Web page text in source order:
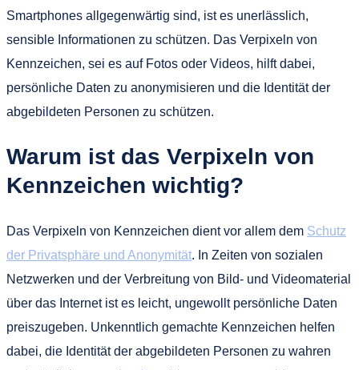
Smartphones allgegenwärtig sind, ist es unerlässlich,
sensible Informationen zu schützen. Das Verpixeln von
Kennzeichen, sei es auf Fotos oder Videos, hilft dabei,
persönliche Daten zu anonymisieren und die Identität der
abgebildeten Personen zu schützen.
Warum ist das Verpixeln von
Kennzeichen wichtig?
Das Verpixeln von Kennzeichen dient vor allem dem Schutz
der Privatsphäre und Anonymität. In Zeiten von sozialen
Netzwerken und der Verbreitung von Bild- und Videomaterial
über das Internet ist es leicht, ungewollt persönliche Daten
preiszugeben. Unkenntlich gemachte Kennzeichen helfen
dabei, die Identität der abgebildeten Personen zu wahren